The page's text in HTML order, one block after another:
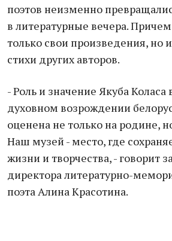
поэтов неизменно
в литературные вечера.
только свои произведения, но
стихи других авторов.
- Роль и значение Якуба
духовном возрождении
оценена не только на родине,
Наш музей - место, где
жизни и творчества, - говорит
директора литературно-
поэта Алина Красотина.